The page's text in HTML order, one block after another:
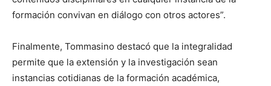
formación convivan en diálogo con otros actores”.
Finalmente, Tommasino destacó que la integralidad
permite que la extensión y la investigación sean
instancias cotidianas de la formación académica,